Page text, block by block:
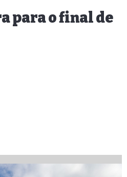
para o final de